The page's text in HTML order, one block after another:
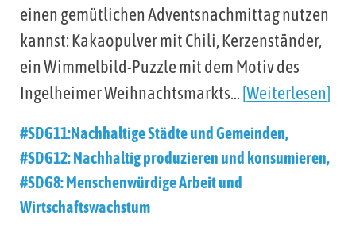
einen gemütlichen Adventsnachmittag nutzen
kannst: Kakaopulver mit Chili, Kerzenständer,
ein Wimmelbild-Puzzle mit dem Motiv des
Ingelheimer Weihnachtsmarkts… Weiterlesen
#SDG11:Nachhaltige Städte und Gemeinden,
#SDG12: Nachhaltig produzieren und konsumieren,
#SDG8: Menschenwürdige Arbeit und
Wirtschaftswachstum